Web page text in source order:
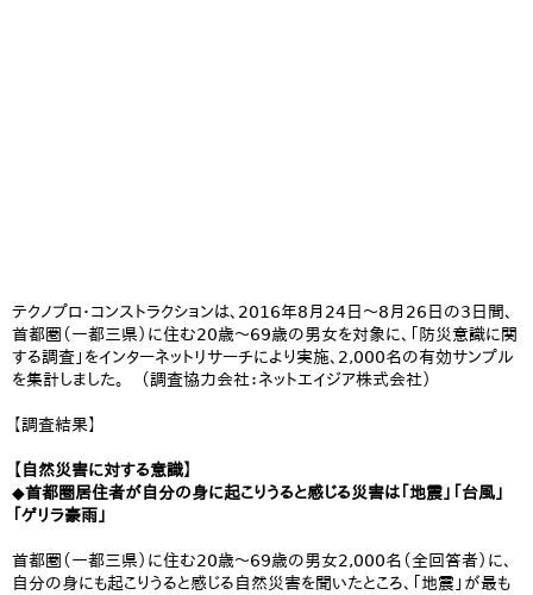
テクノプロ・コンストラクションは、2016年8月24日～8月26日の3日間、
首都圏（一都三県）に住む20歳～69歳の男女を対象に、「防災意識に関
する調査」をインターネットリサーチにより実施、2,000名の有効サンプル
を集計しました。 （調査協力会社：ネットエイジア株式会社）
【調査結果】
【自然災害に対する意識】
◆首都圏居住者が自分の身に起こりうると感じる災害は「地震」「台風」
「ゲリラ豪雨」
首都圏（一都三県）に住む20歳～69歳の男女2,000名（全回答者）に、
自分の身にも起こりうると感じる自然災害を聞いたところ、「地震」が最も